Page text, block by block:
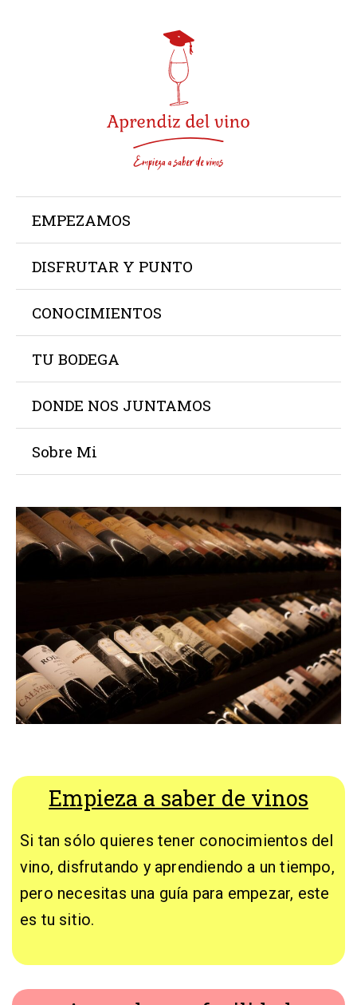
EMPEZAMOS
DISFRUTAR Y PUNTO
CONOCIMIENTOS
TU BODEGA
DONDE NOS JUNTAMOS
Sobre Mi
Empieza a saber de vinos
Si tan sólo quieres tener conocimientos del
vino, disfrutando y aprendiendo a un tiempo,
pero necesitas una guía para empezar, este
es tu sitio.